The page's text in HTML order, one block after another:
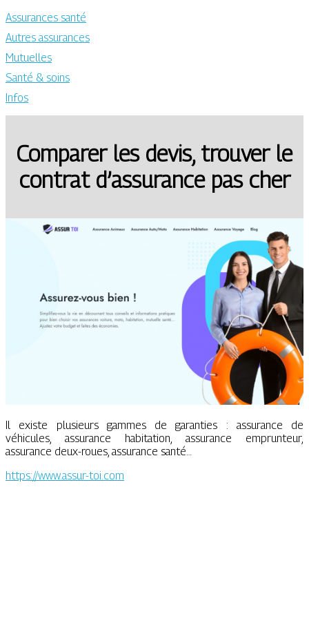
Assurances santé
Autres assurances
Mutuelles
Santé & soins
Infos
Comparer les devis, trouver le
contrat d’assurance pas cher
Il existe plusieurs gammes de garanties : assurance de
véhicules, assurance habitation, assurance emprunteur,
assurance deux-roues, assurance santé…
https://www.assur-toi.com